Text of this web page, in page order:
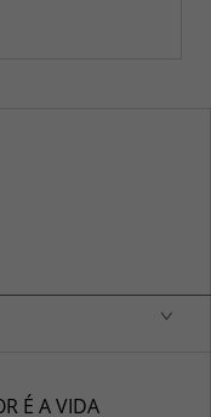
É A VIDA